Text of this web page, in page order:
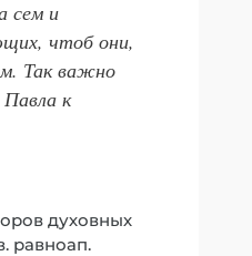
сем и
чтоб они,
Так важно
к
духовных
равноап.